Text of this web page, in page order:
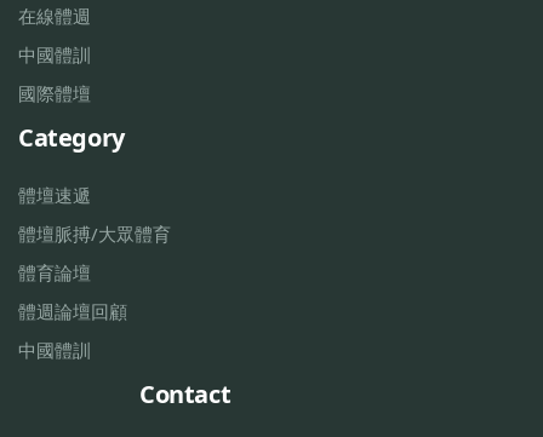
在線體週
中國體訓
國際體壇
Category
體壇速遞
體壇脈搏/大眾體育
體育論壇
體週論壇回顧
中國體訓
Contact